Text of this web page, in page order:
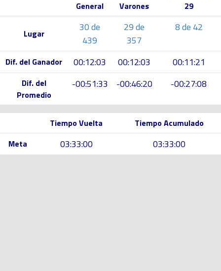
General Varones
29
Lugar
30 de
439
29 de
357
8 de 42
Dif. del Ganador 00:12:03 00:12:03 00:11:21
Dif. del
Promedio
-00:51:33 -00:46:20 -00:27:08
Tiempo Vuelta
Tiempo Acumulado
Meta
03:33:00 03:33:00